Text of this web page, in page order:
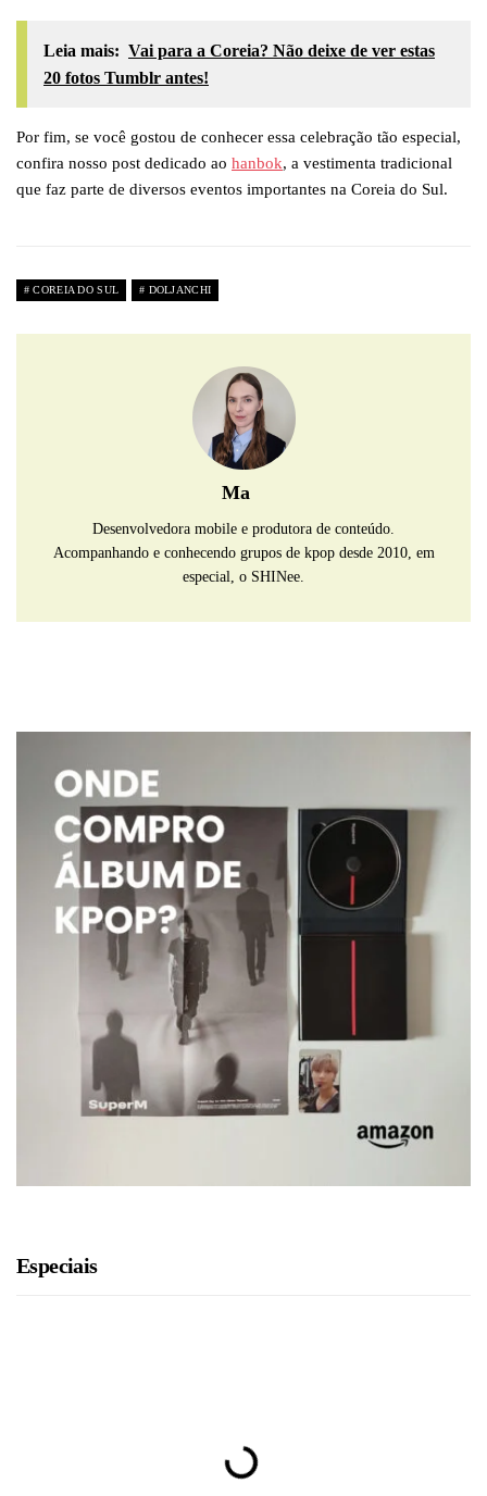
Leia mais: Vai para a Coreia? Não deixe de ver estas
20 fotos Tumblr antes!
Por fim, se você gostou de conhecer essa celebração tão especial,
confira nosso post dedicado ao hanbok, a vestimenta tradicional
que faz parte de diversos eventos importantes na Coreia do Sul.
COREIA DO SUL DOLJANCHI
Ma
Desenvolvedora mobile e produtora de conteúdo.
Acompanhando e conhecendo grupos de kpop desde 2010, em
especial, o SHINee.
Especiais